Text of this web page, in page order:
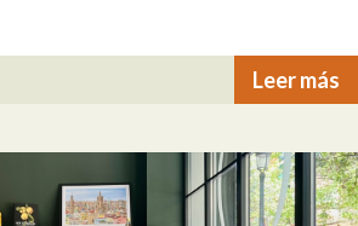
Leer más